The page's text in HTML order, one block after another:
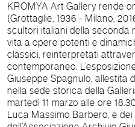
KROMYA Art Gallery rende
(Grottaglie, 1936 - Milano,
scultori italiani della seconda
vita a opere potenti e
classici, reinterpretati
contemporaneo.
Giuseppe Spagnulo, allestita
nella sede storica della
martedì 11 marzo alle ore
Luca Massimo Barbero, e